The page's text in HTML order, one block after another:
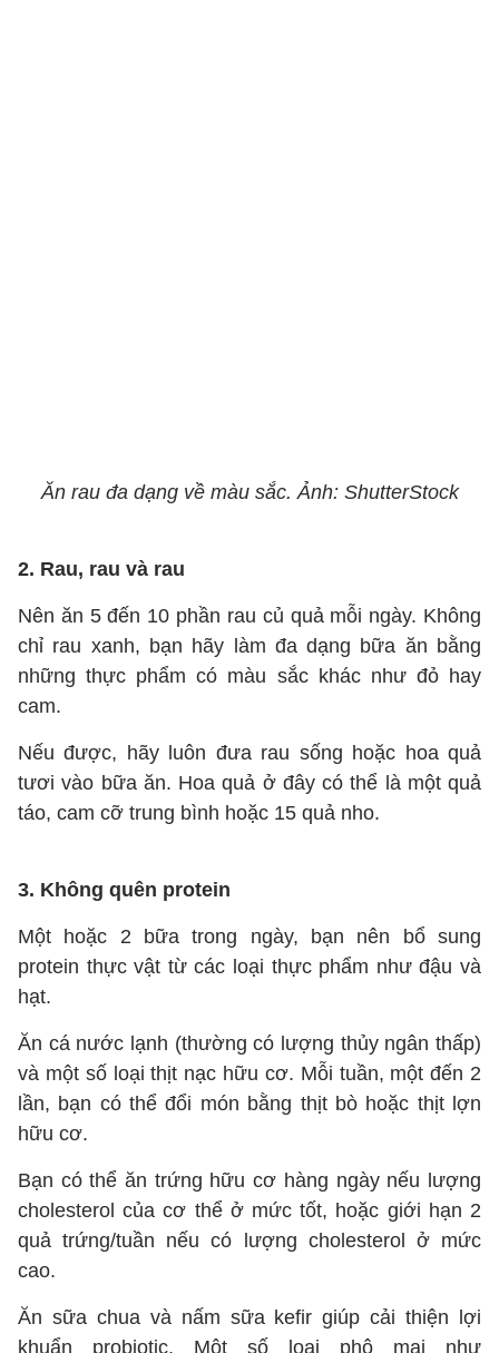
Ăn rau đa dạng về màu sắc. Ảnh: ShutterStock
2. Rau, rau và rau
Nên ăn 5 đến 10 phần rau củ quả mỗi ngày. Không
chỉ rau xanh, bạn hãy làm đa dạng bữa ăn bằng
những thực phẩm có màu sắc khác như đỏ hay
cam.
Nếu được, hãy luôn đưa rau sống hoặc hoa quả
tươi vào bữa ăn. Hoa quả ở đây có thể là một quả
táo, cam cỡ trung bình hoặc 15 quả nho.
3. Không quên protein
Một hoặc 2 bữa trong ngày, bạn nên bổ sung
protein thực vật từ các loại thực phẩm như đậu và
hạt.
Ăn cá nước lạnh (thường có lượng thủy ngân thấp)
và một số loại thịt nạc hữu cơ. Mỗi tuần, một đến 2
lần, bạn có thể đổi món bằng thịt bò hoặc thịt lợn
hữu cơ.
Bạn có thể ăn trứng hữu cơ hàng ngày nếu lượng
cholesterol của cơ thể ở mức tốt, hoặc giới hạn 2
quả trứng/tuần nếu có lượng cholesterol ở mức
cao.
Ăn sữa chua và nấm sữa kefir giúp cải thiện lợi
khuẩn probiotic. Một số loại phô mai như